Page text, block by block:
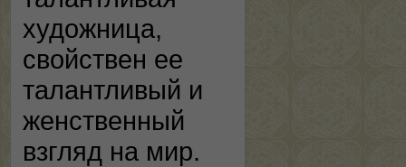
художница,
свойствен ее
талантливый и
женственный
взгляд на мир.